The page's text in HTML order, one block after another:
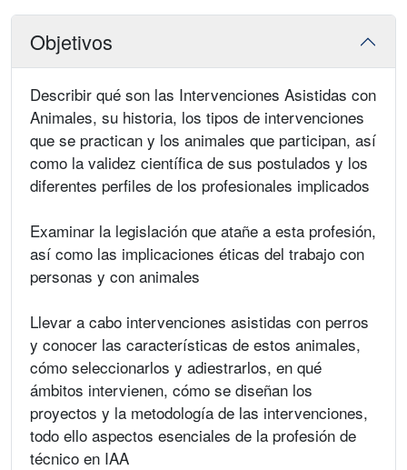
Objetivos
Describir qué son las Intervenciones Asistidas con
Animales, su historia, los tipos de intervenciones
que se practican y los animales que participan, así
como la validez científica de sus postulados y los
diferentes perfiles de los profesionales implicados
Examinar la legislación que atañe a esta profesión,
así como las implicaciones éticas del trabajo con
personas y con animales
Llevar a cabo intervenciones asistidas con perros
y conocer las características de estos animales,
cómo seleccionarlos y adiestrarlos, en qué
ámbitos intervienen, cómo se diseñan los
proyectos y la metodología de las intervenciones,
todo ello aspectos esenciales de la profesión de
técnico en IAA